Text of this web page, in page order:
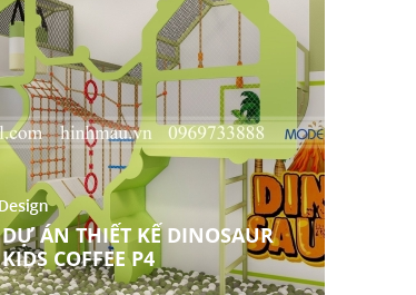
DỰ ÁN THIẾT KẾ DINOSAUR
KIDS COFFEE P4